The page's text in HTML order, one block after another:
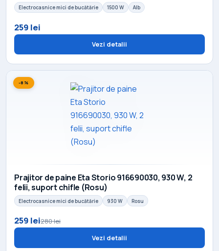
Electrocasnice mici de bucătărie 1500 W Alb
259 lei
Vezi detalii
-8%
Prajitor de paine Eta Storio 916690030, 930 W, 2
felii, suport chifle (Rosu)
Electrocasnice mici de bucătărie 930 W Rosu
259 lei280 lei
Vezi detalii